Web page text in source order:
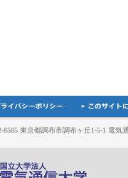
8585 東京都調布市調布ヶ丘1-5-1 電気